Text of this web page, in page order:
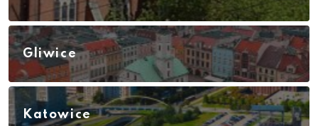
Gliwice
Katowice